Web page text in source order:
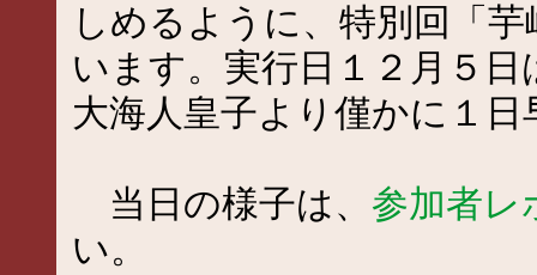
しめるように、特別回「
います。実行日１２月５
大海人皇子より僅かに１
当日の様子は、 参加者レ
い。